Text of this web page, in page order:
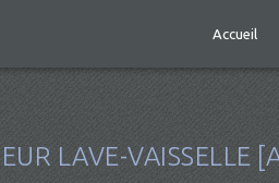
Accueil
LAVE-VAISSELLE